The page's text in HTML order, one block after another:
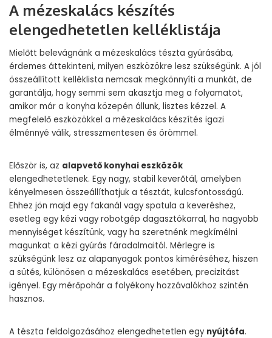
A mézeskalács készítés
elengedhetetlen kelléklistája
Mielőtt belevágnánk a mézeskalács tészta gyúrásába,
érdemes áttekinteni, milyen eszközökre lesz szükségünk. A jól
összeállított kelléklista nemcsak megkönnyíti a munkát, de
garantálja, hogy semmi sem akasztja meg a folyamatot,
amikor már a konyha közepén állunk, lisztes kézzel. A
megfelelő eszközökkel a mézeskalács készítés igazi
élménnyé válik, stresszmentesen és örömmel.
Először is, az alapvető konyhai eszközök
elengedhetetlenek. Egy nagy, stabil keverőtál, amelyben
kényelmesen összeállíthatjuk a tésztát, kulcsfontosságú.
Ehhez jön majd egy fakanál vagy spatula a keveréshez,
esetleg egy kézi vagy robotgép dagasztókarral, ha nagyobb
mennyiséget készítünk, vagy ha szeretnénk megkímélni
magunkat a kézi gyúrás fáradalmaitól. Mérlegre is
szükségünk lesz az alapanyagok pontos kiméréséhez, hiszen
a sütés, különösen a mézeskalács esetében, precizitást
igényel. Egy mérőpohár a folyékony hozzávalókhoz szintén
hasznos.
A tészta feldolgozásához elengedhetetlen egy nyújtófa.